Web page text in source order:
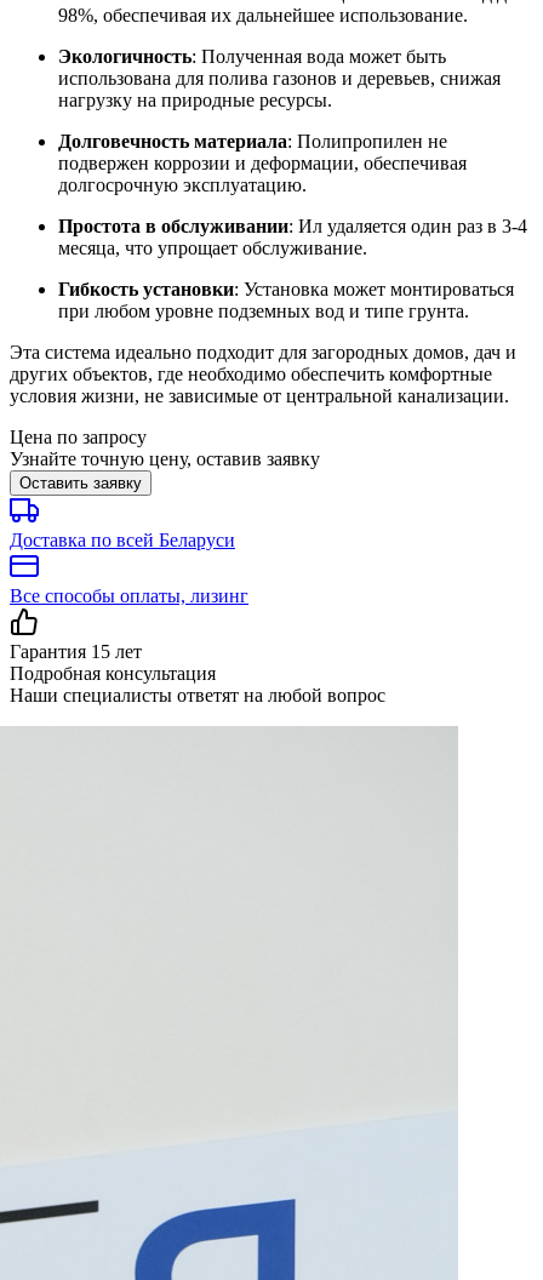
98%, обеспечивая их дальнейшее использование.
Экологичность: Полученная вода может быть
использована для полива газонов и деревьев, снижая
нагрузку на природные ресурсы.
Долговечность материала: Полипропилен не
подвержен коррозии и деформации, обеспечивая
долгосрочную эксплуатацию.
Простота в обслуживании: Ил удаляется один раз в 3-4
месяца, что упрощает обслуживание.
Гибкость установки: Установка может монтироваться
при любом уровне подземных вод и типе грунта.
Эта система идеально подходит для загородных домов, дач и
других объектов, где необходимо обеспечить комфортные
условия жизни, не зависимые от центральной канализации.
Цена по запросу
Узнайте точную цену, оставив заявку
Оставить заявку
Доставка по всей Беларуси
Все способы оплаты, лизинг
Гарантия 15 лет
Подробная консультация
Наши специалисты ответят на любой вопрос